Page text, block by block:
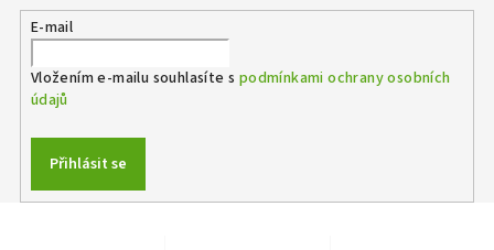
E-mail
Vložením e-mailu souhlasíte s podmínkami ochrany osobních
údajů
Přihlásit se